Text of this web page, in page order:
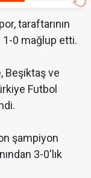
taraftarının
0 mağlup etti.
Beşiktaş ve
Futbol
şampiyon
3-0'lık